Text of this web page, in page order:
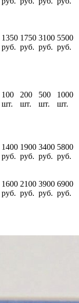
1350
руб.
1750
руб.
3100
руб.
5500
руб.
100
шт.
200
шт.
500
шт.
1000
шт.
1400
руб.
1900
руб.
3400
руб.
5800
руб.
1600
руб.
2100
руб.
3900
руб.
6900
руб.